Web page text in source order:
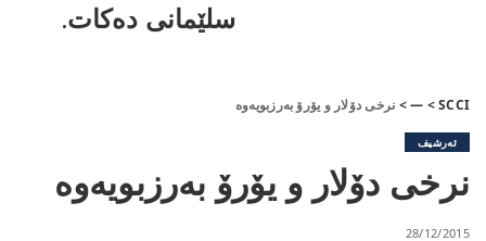
سلێمانی دەکات.
SCCI
>
—
> نرخی دۆلار و یۆرۆ بەرزبویەوە
ئەرشیف
نرخی دۆلار و یۆرۆ بەرزبویەوە
28/12/2015